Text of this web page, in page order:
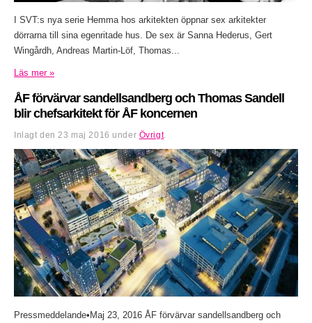
I SVT:s nya serie Hemma hos arkitekten öppnar sex arkitekter
dörrarna till sina egenritade hus. De sex är Sanna Hederus, Gert
Wingårdh, Andreas Martin-Löf, Thomas...
Läs mer »
ÅF förvärvar sandellsandberg och Thomas Sandell
blir chefsarkitekt för ÅF koncernen
Inlagt den 23 maj 2016 under Övrigt.
Pressmeddelande•Maj 23, 2016 ÅF förvärvar sandellsandberg och